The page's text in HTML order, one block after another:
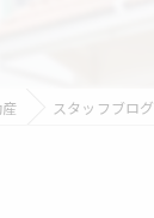
スタッフブログ